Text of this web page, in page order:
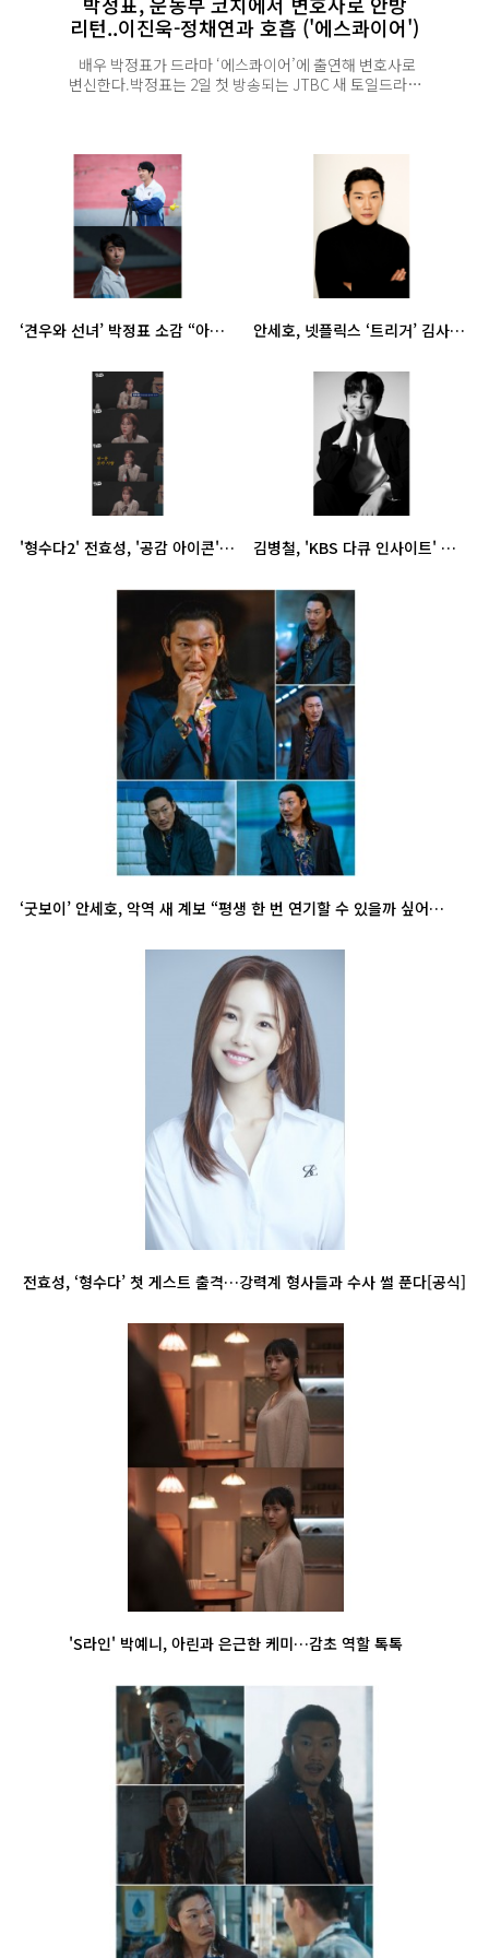
리턴..이진욱-정채연과 호흡 ('에스콰이어')
배우 박정표가 드라마 ‘에스콰이어’에 출연해 변호사로
변신한다.박정표는 2일 첫 방송되는 JTBC 새 토일드라마
스토리오름)에서 율림 파트너 고태섭 역으로
시청자들에게 눈도장을 찍는다.‘에스콰이어’는 정의롭고
‘견우와 선녀’ 박정표 소감 “아쉽다, 굉장히 의미있는 시간” 안세호, 넷플릭스 ‘트리거’ 김사장 역 변신...강력 임팩트 활약!
'형수다2' 전효성, '공감 아이콘' 입증… 예리한 질문+진심 리액션에 '분위기 장악' 김병철, 'KBS 다큐 인사이트' 내레이션 화제…새로운 도전
‘굿보이’ 안세호, 악역 새 계보 “평생 한 번 연기할 수 있을까 싶어” [일문일답]
전효성, ‘형수다’ 첫 게스트 출격…강력계 형사들과 수사 썰 푼다[공식]
'S라인' 박예니, 아린과 은근한 케미…감초 역할 톡톡